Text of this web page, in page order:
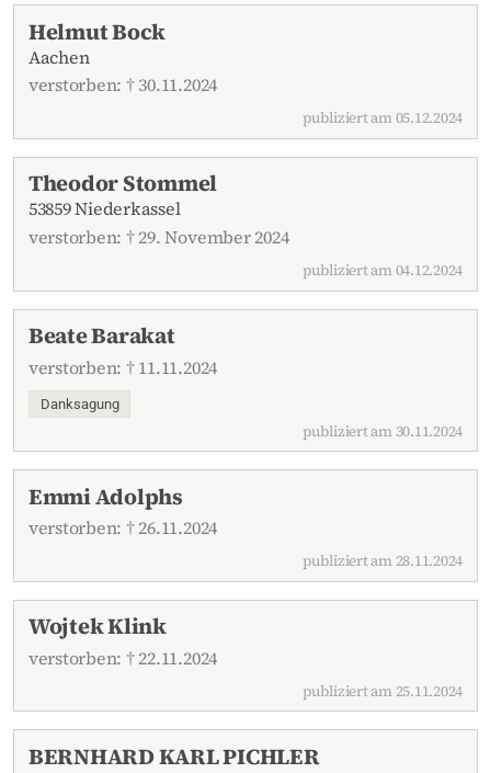
Helmut Bock
Aachen
verstorben: † 30.11.2024
publiziert am 05.12.2024
Theodor Stommel
53859 Niederkassel
verstorben: † 29. November 2024
publiziert am 04.12.2024
Beate Barakat
verstorben: † 11.11.2024
Danksagung
publiziert am 30.11.2024
Emmi Adolphs
verstorben: † 26.11.2024
publiziert am 28.11.2024
Wojtek Klink
verstorben: † 22.11.2024
publiziert am 25.11.2024
BERNHARD KARL PICHLER